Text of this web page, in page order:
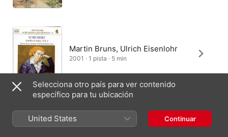
Martin Bruns, Ulrich Eisenlohr
2001 · 1 pista · 5 min
Ulrich Eisenlohr, Detlef Roth
2010 · 1 pista · 4 min
Selecciona otro país para ver contenido
específico para tu ubicación
United States Continuar